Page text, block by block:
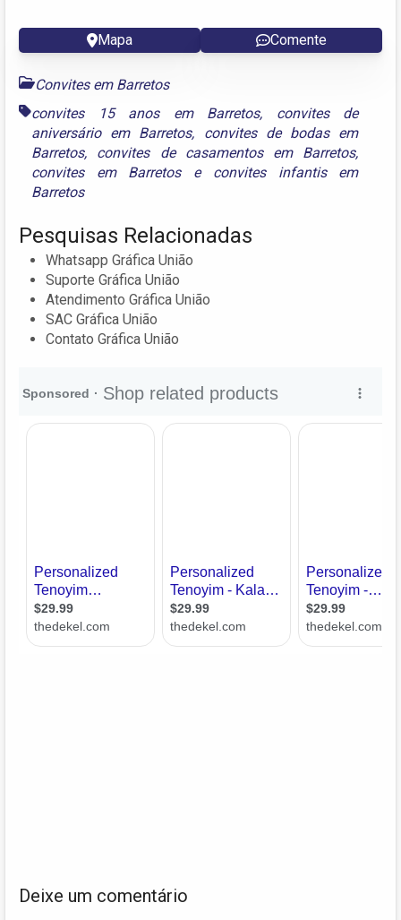
Mapa Comente
Convites em Barretos
convites 15 anos em Barretos, convites de
aniversário em Barretos, convites de bodas em
Barretos, convites de casamentos em Barretos,
convites em Barretose convites infantis em
Barretos
Pesquisas Relacionadas
Whatsapp Gráfica União
Suporte Gráfica União
Atendimento Gráfica União
SAC Gráfica União
Contato Gráfica União
Deixe um comentário